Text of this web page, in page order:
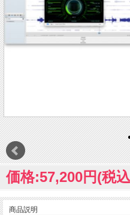
価格:57,200円(税
商品説明